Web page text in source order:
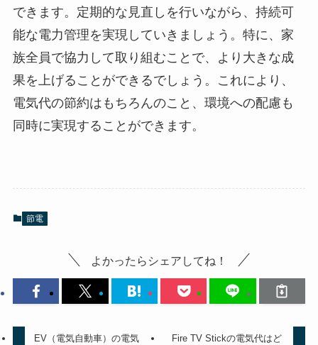
できます。定期的な見直しを行いながら、持続可
能な電力管理を実現していきましょう。特に、家
族全員で協力して取り組むことで、より大きな成
果を上げることができるでしょう。これにより、
電気代の節約はもちろんのこと、環境への配慮も
同時に実現することができます。
節電
よかったらシェアしてね！
EV（電気自動車）の電気
Fire TV Stickの電気代はど